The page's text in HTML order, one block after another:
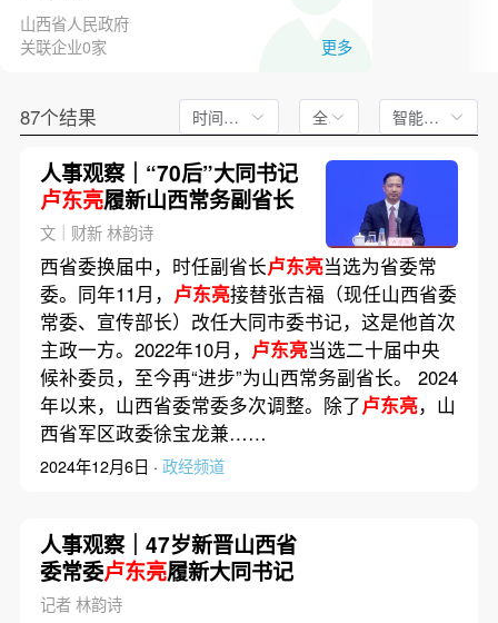
山西省人民政府
关联企业0家
更多
87个结果 时间不限 全文 智能排序
人事观察｜“70后”大同书记
卢东亮履新山西常务副省长
文｜财新 林韵诗
西省委换届中，时任副省长卢东亮当选为省委常
委。同年11月， 卢东亮接替张吉福（现任山西省委
常委、宣传部长）改任大同市委书记，这是他首次
主政一方。2022年10月， 卢东亮当选二十届中央
候补委员，至今再“进步”为山西常务副省长。 2024
年以来，山西省委常委多次调整。除了卢东亮，山
西省军区政委徐宝龙兼……
2024年12月6日 · 政经频道
人事观察｜47岁新晋山西省
委常委卢东亮履新大同书记
记者 林韵诗